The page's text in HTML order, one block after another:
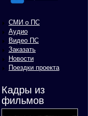
СМИ о ПС
Аудио
Видео ПС
Заказать
Новости
Поездки проекта
Кадры из
фильмов